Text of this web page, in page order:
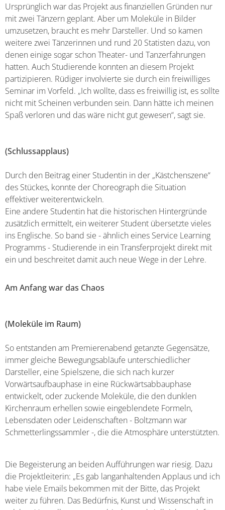
Ursprünglich war das Projekt aus finanziellen Gründen nur
mit zwei Tänzern geplant. Aber um Moleküle in Bilder
umzusetzen, braucht es mehr Darsteller. Und so kamen
weitere zwei Tänzerinnen und rund 20 Statisten dazu, von
denen einige sogar schon Theater- und Tanzerfahrungen
hatten. Auch Studierende konnten an diesem Projekt
partizipieren. Rüdiger involvierte sie durch ein freiwilliges
Seminar im Vorfeld. „Ich wollte, dass es freiwillig ist, es sollte
nicht mit Scheinen verbunden sein. Dann hätte ich meinen
Spaß verloren und das wäre nicht gut gewesen“, sagt sie.
(Schlussapplaus)
Durch den Beitrag einer Studentin in der „Kästchenszene“
des Stückes, konnte der Choreograph die Situation
effektiver weiterentwickeln.
Eine andere Studentin hat die historischen Hintergründe
zusätzlich ermittelt, ein weiterer Student übersetzte vieles
ins Englische. So band sie - ähnlich eines Service Learning
Programms - Studierende in ein Transferprojekt direkt mit
ein und beschreitet damit auch neue Wege in der Lehre.
Am Anfangwar das Chaos
(Moleküle im Raum)
So entstanden am Premierenabend getanzte Gegensätze,
immer gleiche Bewegungsabläufe unterschiedlicher
Darsteller, eine Spielszene, die sich nach kurzer
Vorwärtsaufbauphase in eine Rückwärtsabbauphase
entwickelt, oder zuckende Moleküle, die den dunklen
Kirchenraum erhellen sowie eingeblendete Formeln,
Lebensdaten oder Leidenschaften - Boltzmann war
Schmetterlingssammler -, die die Atmosphäre unterstützten.
Die Begeisterung an beiden Aufführungen war riesig. Dazu
die Projektleiterin: „Es gab langanhaltenden Applaus und ich
habe viele Emails bekommen mit der Bitte, das Projekt
weiter zu führen. Das Bedürfnis, Kunst und Wissenschaft in